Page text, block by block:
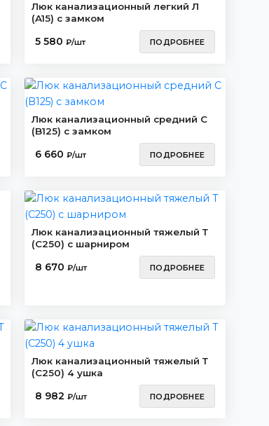
Люк канализационный легкий Л
(A15) с замком
5 580₽/шт ПОДРОБНЕЕ
Люк канализационный средний С
(B125) с замком
6 660₽/шт ПОДРОБНЕЕ
Люк канализационный тяжелый Т
(C250) с шарниром
8 670₽/шт ПОДРОБНЕЕ
Люк канализационный тяжелый Т
(C250) 4 ушка
8 982₽/шт ПОДРОБНЕЕ